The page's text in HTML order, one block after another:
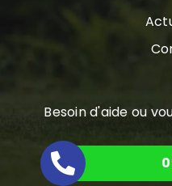
Besoin d'aide ou